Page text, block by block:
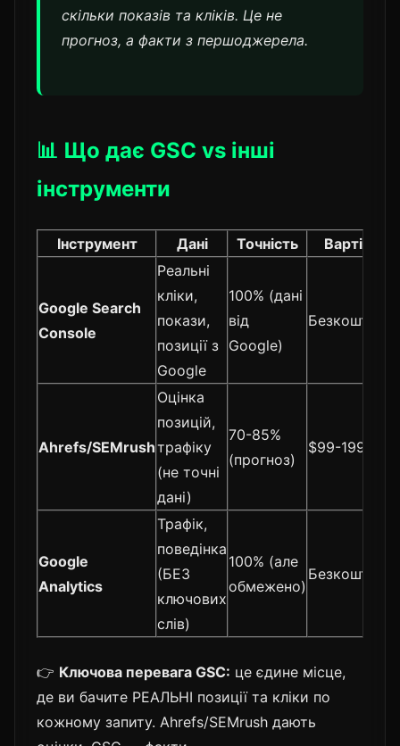
скільки показів та кліків. Це не
прогноз, а факти з першоджерела.
📊 Що дає GSC vs інші
інструменти
Інструмент Дані Точність Вартість
Google Search
Console
Реальні
кліки,
покази,
позиції з
Google
100% (дані
від
Google)
Ahrefs/SEMrush
Оцінка
позицій,
трафіку
(не точні
дані)
70-85%
(прогноз)
$99-199/міс
Google
Analytics
Трафік,
поведінка
(БЕЗ
ключових
слів)
100% (але
обмежено)
👉 Ключова перевага GSC: це єдине місце,
де ви бачите РЕАЛЬНІ позиції та кліки по
кожному запиту. Ahrefs/SEMrush дають